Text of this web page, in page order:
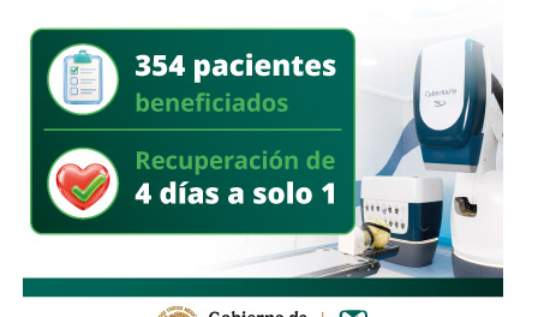
realidad nadie lo sabe a ciencia cierta, otras en toda la
ciudad, lasque avisen que la ciclovía no es para que se
estacionen autos de los negocios de Carranza o
Himno Nacional.
La Avenida Chapultepec tiene varias señales que indican
que ellímite de velocidad es de 50 km/h, algunas casi
borradas -ahí te encargo, Ayuntamiento- pero en los
videos que circularon de autos voladores,en ninguno de
los casos, la velocidad del vehículo estaba por debajo